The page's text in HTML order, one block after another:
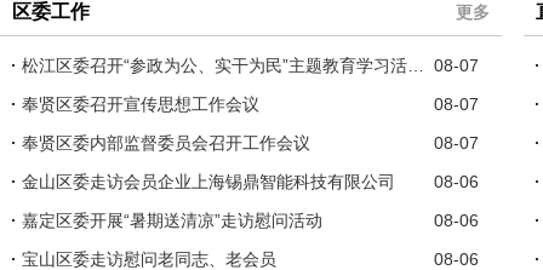
区委工作 更多
08-07
奉贤区委召开宣传思想工作会议
08-07
奉贤区委内部监督委员会召开工作会议
08-07
金山区委走访会员企业上海锡鼎智能科技有限公司
08-06
嘉定区委开展“暑期送清凉”走访慰问活动
08-06
宝山区委走访慰问老同志、老会员
08-06